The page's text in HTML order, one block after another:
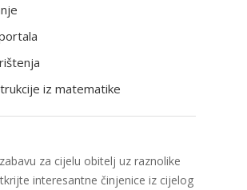
iz matematike
za cijelu obitelj uz raznolike
interesantne činjenice iz cijelog